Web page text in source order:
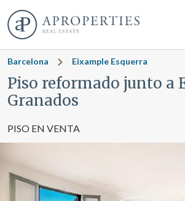
Barcelona Eixample Esquerra
Piso reformado junto a
Granados
PISO EN VENTA